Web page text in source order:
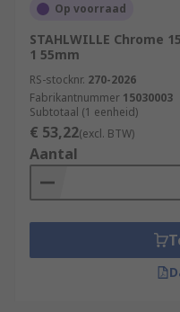
Op voorraad
STAHLWILLE Chrome
1 55mm
RS-stocknr. 270-2026
Fabrikantnummer 15030003
Subtotaal (1 eenheid)
€ 53,22(excl. BTW)
Aantal